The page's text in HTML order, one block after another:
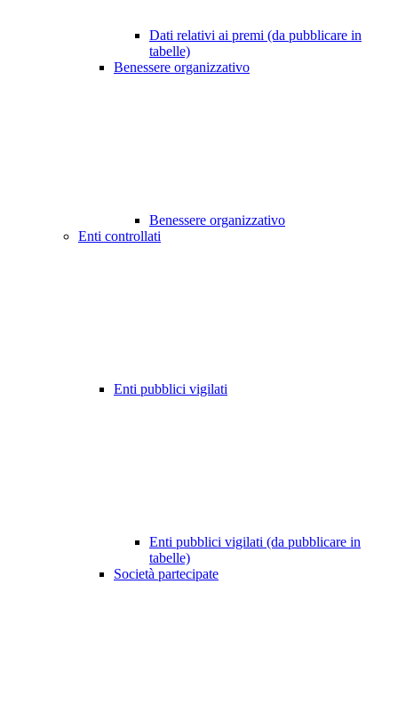
Dati relativi ai premi (da pubblicare in
tabelle)
Benessere organizzativo
Benessere organizzativo
Enti controllati
Enti pubblici vigilati
Enti pubblici vigilati (da pubblicare in
tabelle)
Società partecipate